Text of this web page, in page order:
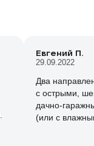
Евгений П.
29.09.2022
Два
с острыми,
дачно-
(или с